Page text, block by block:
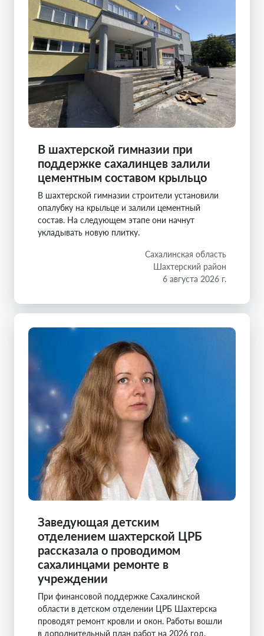
В шахтерской гимназии при
поддержке сахалинцев залили
цементным составом крыльцо
В шахтерской гимназии строители установили
опалубку на крыльце и залили цементный
состав. На следующем этапе они начнут
укладывать новую плитку.
Сахалинская область
Шахтерский район
6 августа 2026 г.
Заведующая детским
отделением шахтерской ЦРБ
рассказала о проводимом
сахалинцами ремонте в
учреждении
При финансовой поддержке Сахалинской
области в детском отделении ЦРБ Шахтерска
проводят ремонт кровли и окон. Работы вошли
в дополнительный план работ на 2026 год.